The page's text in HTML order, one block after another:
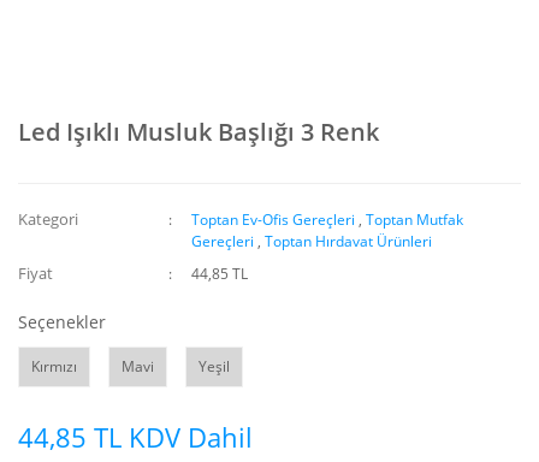
Led Işıklı Musluk Başlığı 3 Renk
Kategori Toptan Ev-Ofis Gereçleri ,Toptan Mutfak
Gereçleri ,Toptan Hırdavat Ürünleri
Fiyat 44,85 TL
Seçenekler
Kırmızı Mavi Yeşil
44,85 TL KDV Dahil